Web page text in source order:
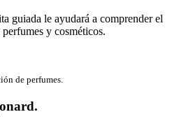
guiada le ayudará a comprender el
y cosméticos.
de perfumes.